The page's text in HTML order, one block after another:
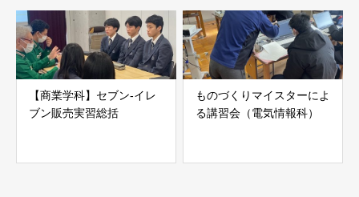
【商業学科】セブン-イレ
ブン販売実習総括
ものづくりマイスターによ
る講習会（電気情報科）